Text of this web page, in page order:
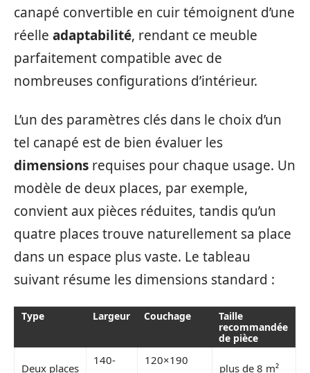
canapé convertible en cuir témoignent d’une
réelle adaptabilité, rendant ce meuble
parfaitement compatible avec de
nombreuses configurations d’intérieur.
L’un des paramètres clés dans le choix d’un
tel canapé est de bien évaluer les
dimensions requises pour chaque usage. Un
modèle de deux places, par exemple,
convient aux pièces réduites, tandis qu’un
quatre places trouve naturellement sa place
dans un espace plus vaste. Le tableau
suivant résume les dimensions standard :
Type Largeur Couchage
Taille
recommandée
de pièce
Deux places
140-
120×190
plus de 8 m²